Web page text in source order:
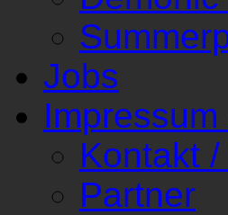
Jobs
Kontakt /
Partner